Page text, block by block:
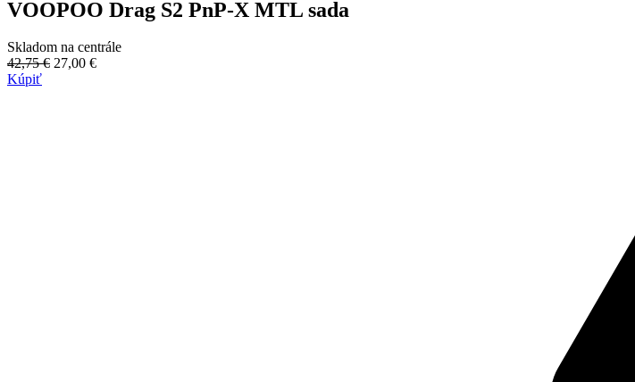
VOOPOO Drag S2 PnP-X MTL sada
Skladom na centrále
42,75 € 27,00 €
Kúpiť